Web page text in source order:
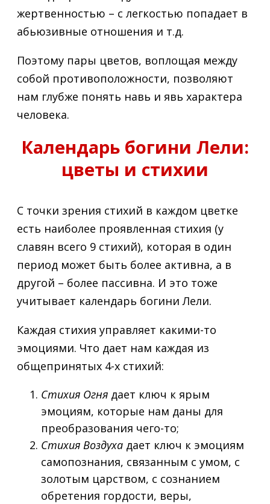
жертвенностью – с легкостью попадает в
абьюзивные отношения и т.д.
Поэтому пары цветов, воплощая между
собой противоположности, позволяют
нам глубже понять навь и явь характера
человека.
Календарь богини Лели:
цветы и стихии
С точки зрения стихий в каждом цветке
есть наиболее проявленная стихия (у
славян всего 9 стихий), которая в один
период может быть более активна, а в
другой – более пассивна. И это тоже
учитывает календарь богини Лели.
Каждая стихия управляет какими-то
эмоциями. Что дает нам каждая из
общепринятых 4-х стихий:
Стихия Огня дает ключ к ярым
эмоциям, которые нам даны для
преобразования чего-то;
Стихия Воздуха дает ключ к эмоциям
самопознания, связанным с умом, с
золотым царством, с сознанием
обретения гордости, веры,